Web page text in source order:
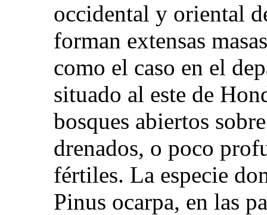
occidental y oriental
forman extensas
como el caso en el
situado al este de
bosques abiertos
drenados, o poco
fértiles. La especie
Pinus ocarpa, en las